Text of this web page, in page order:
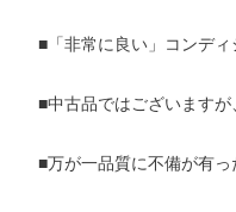
■「非常に良い」コンディ
■中古品ではございますが
■万が一品質に不備が有っ